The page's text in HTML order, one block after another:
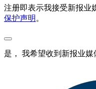
注册即表示我接受新报业
保护声明 。
是， 我希望收到新报业媒